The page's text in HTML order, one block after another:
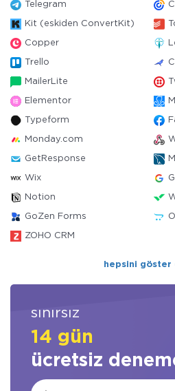
Telegram
Kit (eskiden ConvertKit)
Copper
Trello
MailerLite
Elementor
Typeform
Monday.com
GetResponse
Wix
Notion
GoZen Forms
ZOHO CRM
hepsini göster
sınırsız
14 gün
ücretsiz